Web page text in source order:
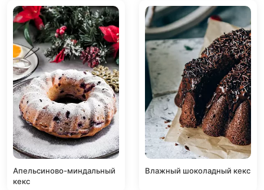
Апельсиново-миндальный
кекс
Влажный шоколадный кекс